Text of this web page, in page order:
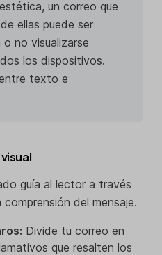
un correo que
ellas puede ser
no visualizarse
los dispositivos.
texto e
guía al lector a través
del mensaje.
Divide tu correo en
que resalten los